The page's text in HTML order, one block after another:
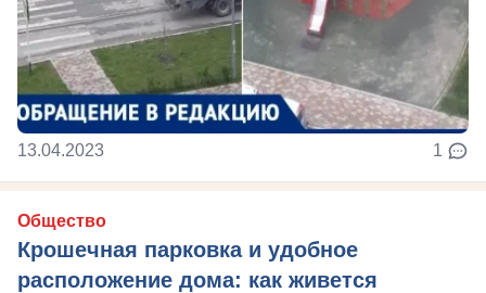
13.04.2023 1
Общество
Крошечная парковка и удобное
расположение дома: как живется